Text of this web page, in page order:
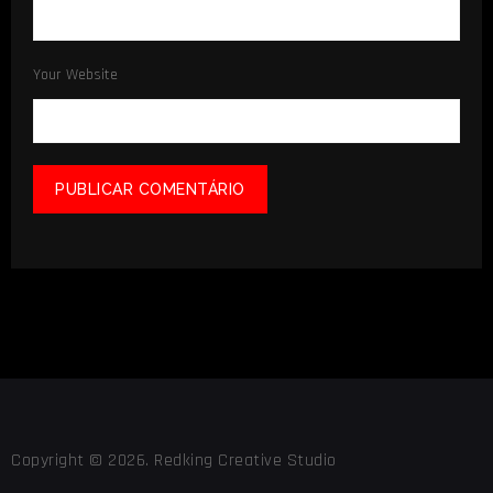
Your Website
Copyright © 2026. Redking Creative Studio